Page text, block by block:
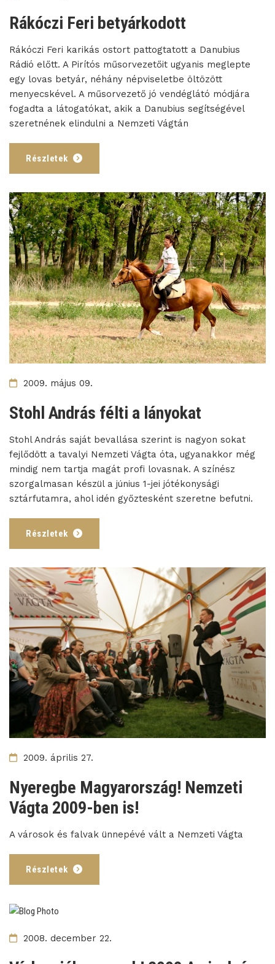
Rákóczi Feri betyárkodott
Rákóczi Feri karikás ostort pattogtatott a Danubius
Rádió előtt. A Pirítós műsorvezetőit ugyanis meglepte
egy lovas betyár, néhány népviseletbe öltözött
menyecskével. A műsorvezető jó vendéglátó módjára
fogadta a látogatókat, akik a Danubius segítségével
szeretnének elindulni a Nemzeti Vágtán
Részletek
2009. május 09.
Stohl András félti a lányokat
Stohl András saját bevallása szerint is nagyon sokat
fejlődött a tavalyi Nemzeti Vágta óta, ugyanakkor még
mindig nem tartja magát profi lovasnak. A színész
szorgalmasan készül a június 1-jei jótékonysági
sztárfutamra, ahol idén győztesként szeretne befutni.
Részletek
2009. április 27.
Nyeregbe Magyarország! Nemzeti
Vágta 2009-ben is!
A városok és falvak ünnepévé vált a Nemzeti Vágta
Részletek
2008. december 22.